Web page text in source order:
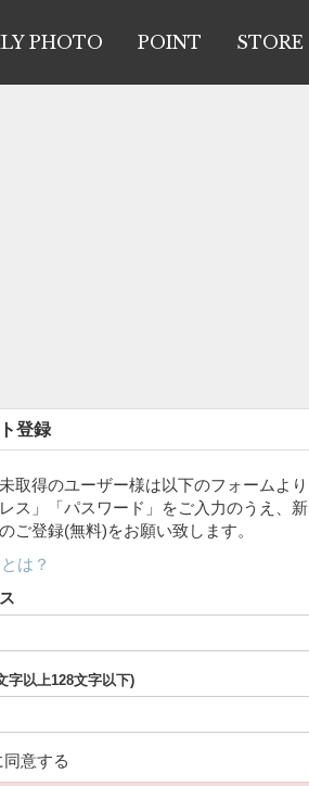
PHOTO POINT STORE
登録
取得のユーザー様は以下のフォームより
レス」「パスワード」をご入力のうえ、新
ご登録(無料)をお願い致します。
は？
字以上128文字以下)
同意する